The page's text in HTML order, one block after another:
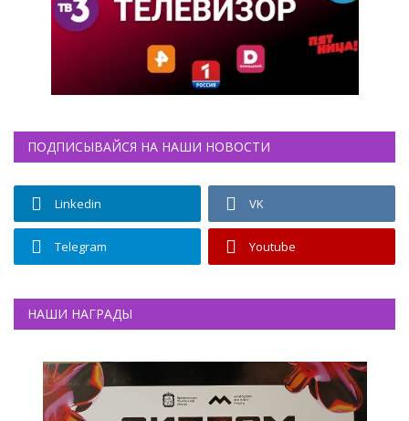
ПОДПИСЫВАЙСЯ НА НАШИ НОВОСТИ
Linkedin VK
Telegram Youtube
НАШИ НАГРАДЫ